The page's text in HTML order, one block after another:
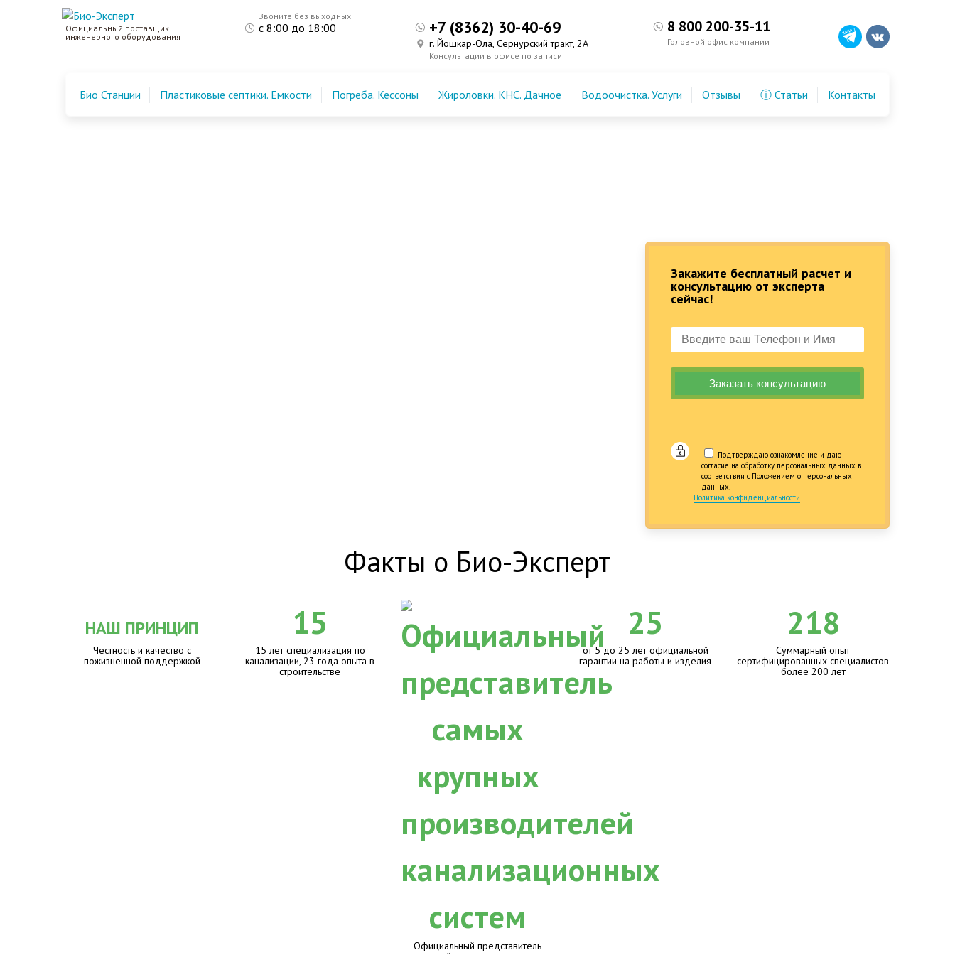
Закажите бесплатный расчет и
консультацию от эксперта
сейчас!
Подтверждаю ознакомление и даю
согласие на обработку персональных данных в
соответствии с Положением о персональных
данных.
Политика конфиденциальности
Официальный поставщик
инженерного оборудования
Звоните без выходных
с 8:00 до 18:00 +7 (8362) 30-40-69
г. Йошкар-Ола, Сернурский тракт, 2А
Консультации в офисе по записи
8 800 200-35-11
Головной офис компании
Био Станции Пластиковые септики. Емкости Погреба. Кессоны Жироловки. КНС. Дачное Водоочистка. Услуги Отзывы ⓘ Статьи Контакты
Факты о Био-Эксперт
НАШ ПРИНЦИП
Честность и качество с
пожизненной поддержкой
15
15 лет специализация по
канализации, 23 года опыта в
строительстве
Официальный представитель
25
от 5 до 25 лет официальной
гарантии на работы и изделия
218
Суммарный опыт
сертифицированных специалистов
более 200 лет